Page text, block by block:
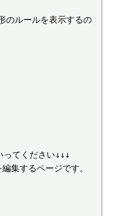
のルールを表示するの
てください↓↓↓